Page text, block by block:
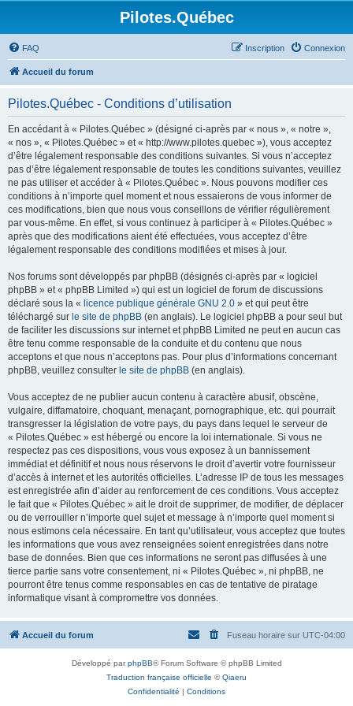
Pilotes.Québec
FAQ Connexion
Inscription
Accueil du forum
Pilotes.Québec - Conditions d’utilisation
En accédant à « Pilotes.Québec » (désigné ci-après par « nous », « notre »,
« nos », « Pilotes.Québec » et « http://www.pilotes.quebec »), vous acceptez
d’être légalement responsable des conditions suivantes. Si vous n’acceptez
pas d’être légalement responsable de toutes les conditions suivantes, veuillez
ne pas utiliser et accéder à « Pilotes.Québec ». Nous pouvons modifier ces
conditions à n’importe quel moment et nous essaierons de vous informer de
ces modifications, bien que nous vous conseillons de vérifier régulièrement
par vous-même. En effet, si vous continuez à participer à « Pilotes.Québec »
après que des modifications aient été effectuées, vous acceptez d’être
légalement responsable des conditions modifiées et mises à jour.
Nos forums sont développés par phpBB (désignés ci-après par « logiciel
phpBB » et « phpBB Limited ») qui est un logiciel de forum de discussions
déclaré sous la « licence publique générale GNU 2.0 » et qui peut être
téléchargé sur le site de phpBB (en anglais). Le logiciel phpBB a pour seul but
de faciliter les discussions sur internet et phpBB Limited ne peut en aucun cas
être tenu comme responsable de la conduite et du contenu que nous
acceptons et que nous n’acceptons pas. Pour plus d’informations concernant
phpBB, veuillez consulter le site de phpBB (en anglais).
Vous acceptez de ne publier aucun contenu à caractère abusif, obscène,
vulgaire, diffamatoire, choquant, menaçant, pornographique, etc. qui pourrait
transgresser la législation de votre pays, du pays dans lequel le serveur de
« Pilotes.Québec » est hébergé ou encore la loi internationale. Si vous ne
respectez pas ces dispositions, vous vous exposez à un bannissement
immédiat et définitif et nous nous réservons le droit d’avertir votre fournisseur
d’accès à internet et les autorités officielles. L’adresse IP de tous les messages
est enregistrée afin d’aider au renforcement de ces conditions. Vous acceptez
le fait que « Pilotes.Québec » ait le droit de supprimer, de modifier, de déplacer
ou de verrouiller n’importe quel sujet et message à n’importe quel moment si
nous estimons cela nécessaire. En tant qu’utilisateur, vous acceptez que toutes
les informations que vous avez renseignées soient enregistrées dans notre
base de données. Bien que ces informations ne seront pas diffusées à une
tierce partie sans votre consentement, ni « Pilotes.Québec », ni phpBB, ne
pourront être tenus comme responsables en cas de tentative de piratage
informatique visant à compromettre vos données.
Accueil du forum Fuseau horaire sur UTC-04:00
Développé parphpBB® Forum Software © phpBB Limited
Traduction française officielle ©Qiaeru
Confidentialité | Conditions